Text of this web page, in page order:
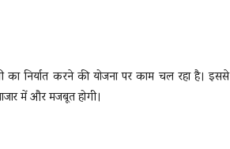
निर्यात करने की योजना पर काम चल रहा है। इससे
में और मजबूत होगी।